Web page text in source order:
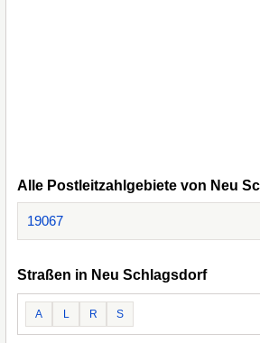
Alle Postleitzahlgebiete von Neu
19067
Straßen in Neu Schlagsdorf
A L R S